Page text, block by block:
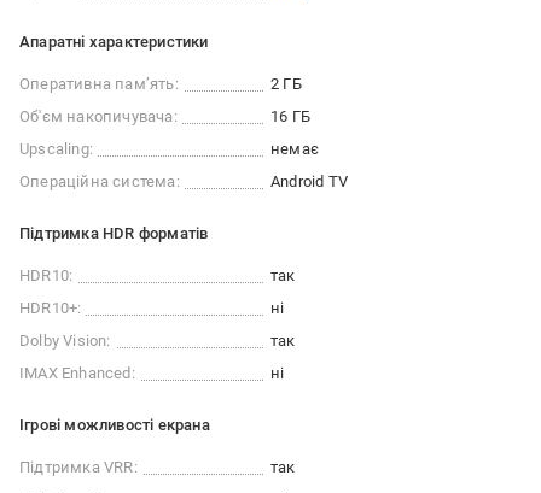
Апаратні характеристики
Оперативна памʼять:
2 ГБ
Об'єм накопичувача:
16 ГБ
Upscaling:
немає
Операційна система:
Android TV
Підтримка HDR форматів
HDR10:
так
HDR10+:
ні
Dolby Vision:
так
IMAX Enhanced:
ні
Ігрові можливості екрана
Підтримка VRR:
так